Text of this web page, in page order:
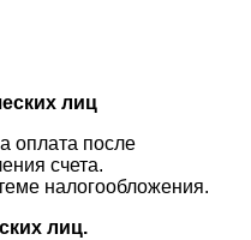
лиц
оплата после
счета.
налогообложения.
лиц.